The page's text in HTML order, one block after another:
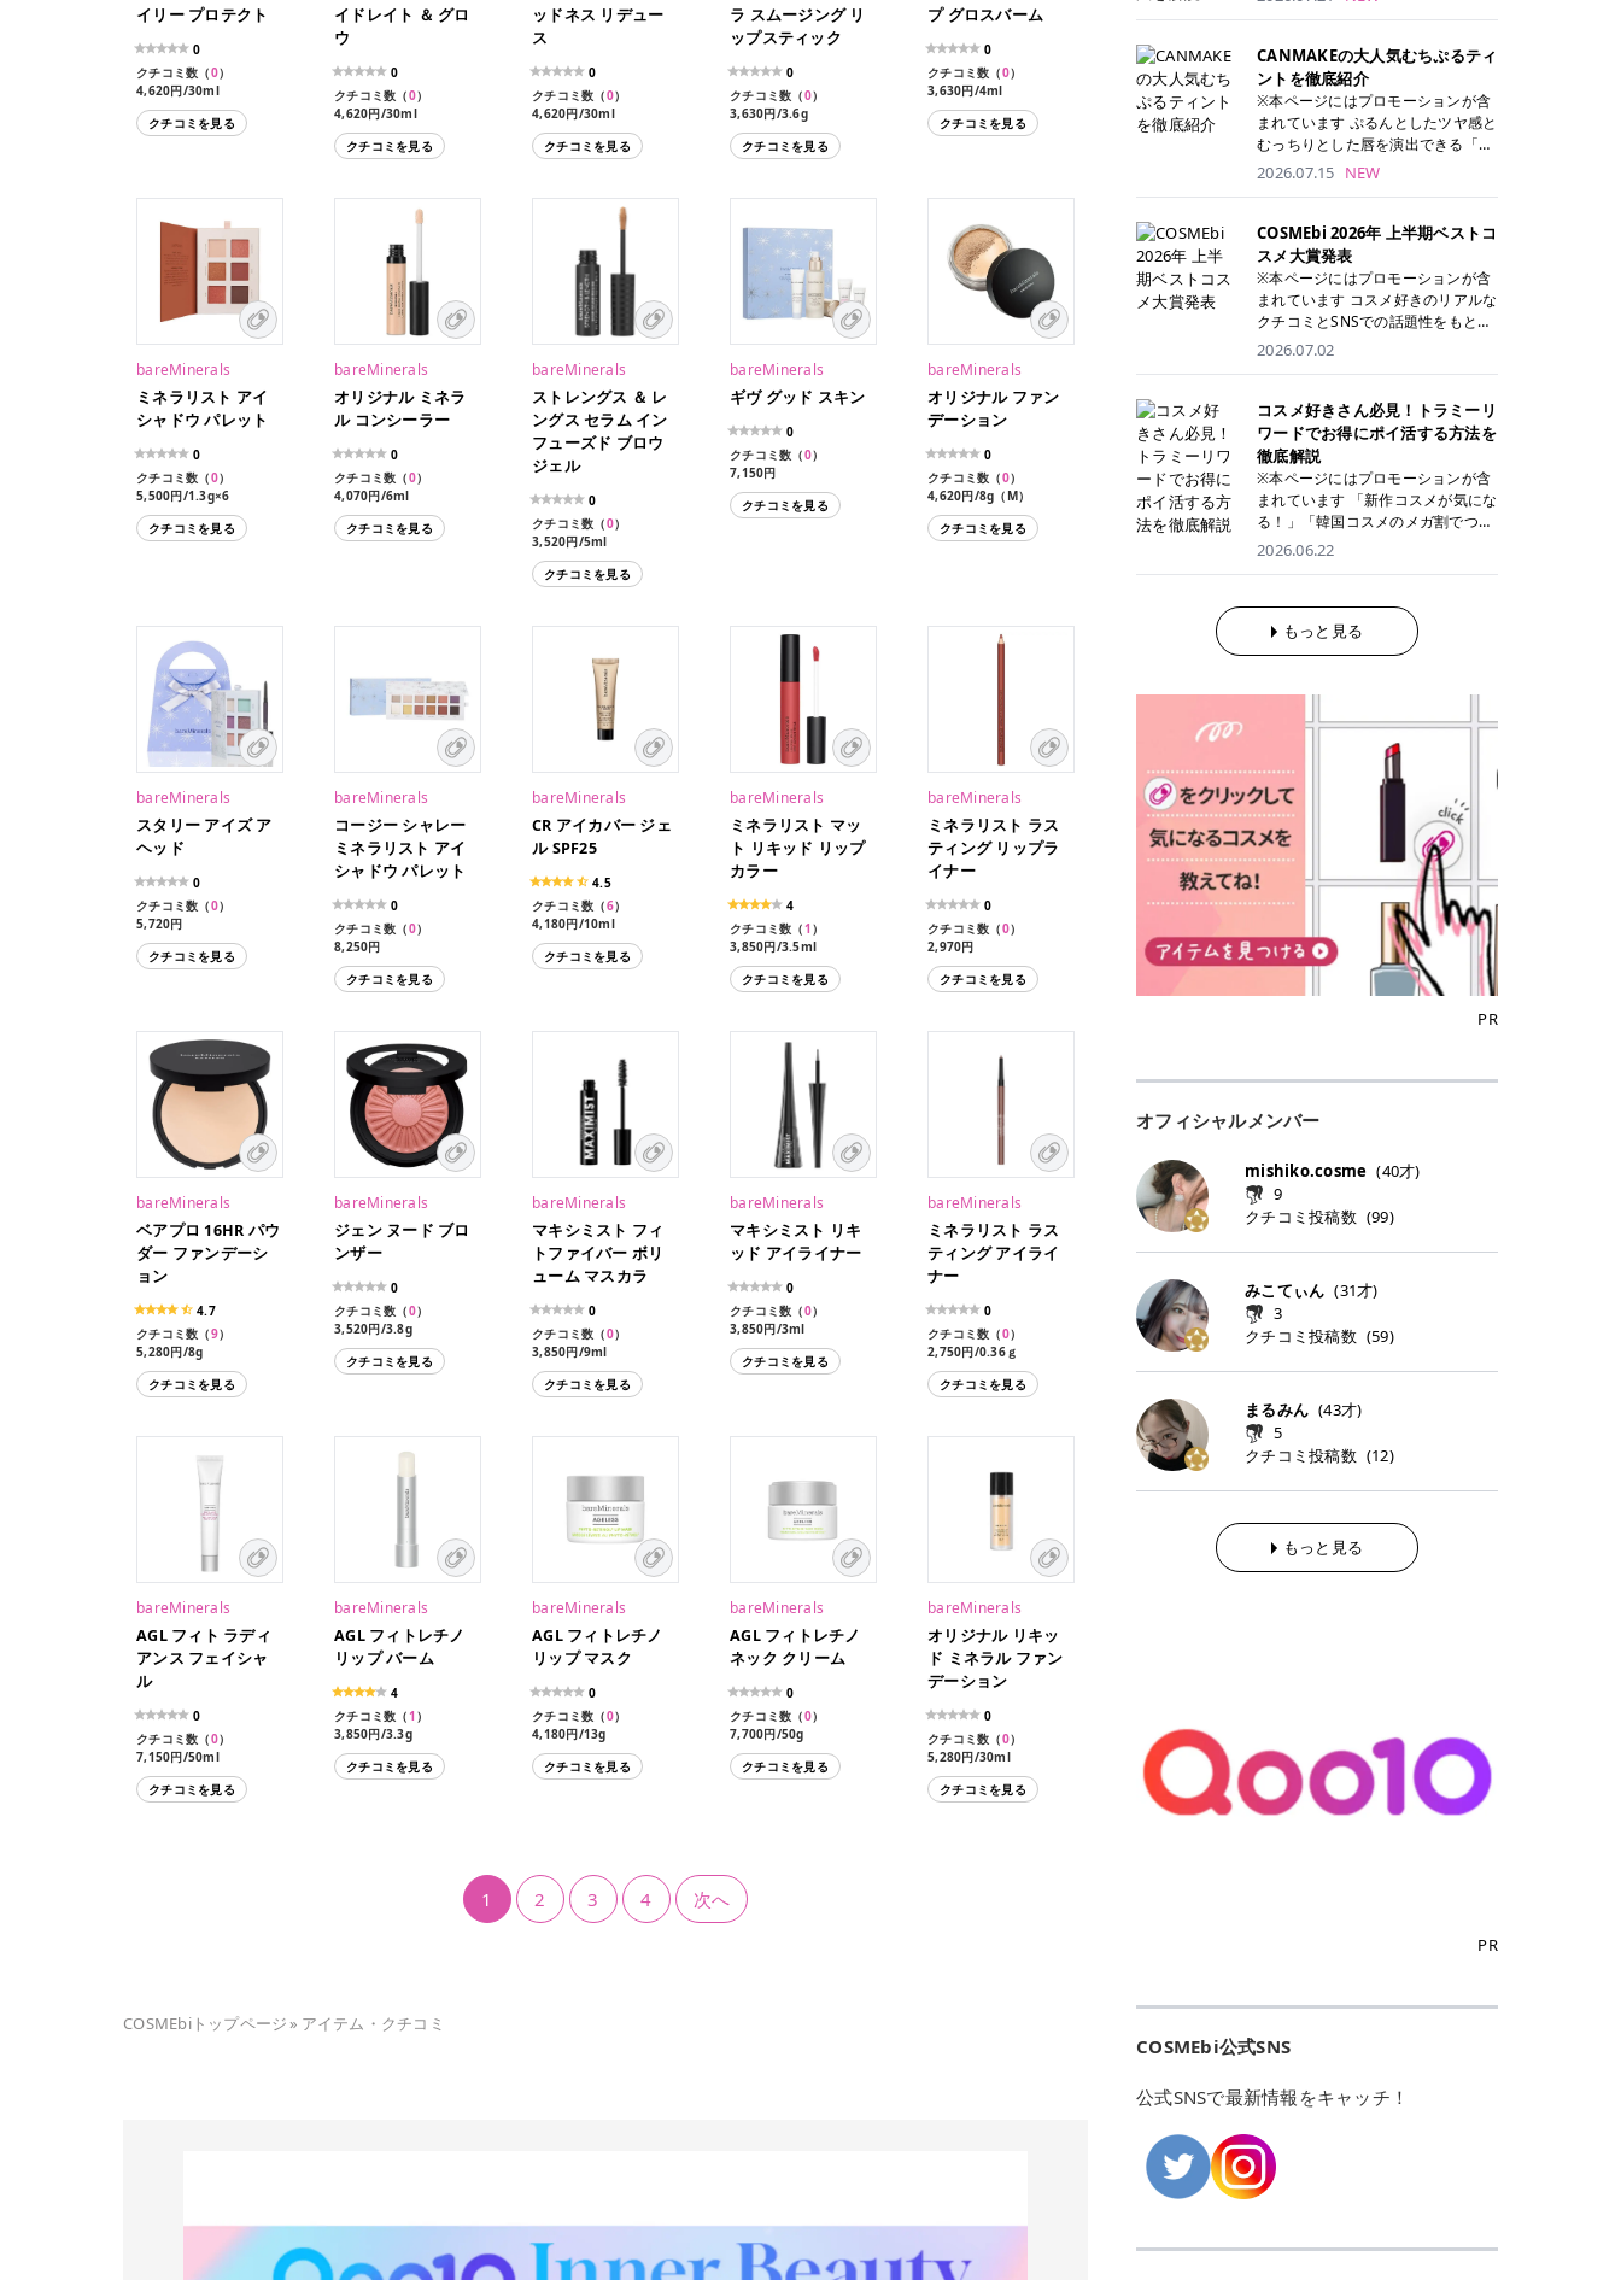
イリー プロテクト
0
クチコミ数（0）
4,620円/30ml
クチコミを見る
イドレイト ＆ グロ
ウ
0
クチコミ数（0）
4,620円/30ml
クチコミを見る
ッドネス リデュー
ス
0
クチコミ数（0）
4,620円/30ml
クチコミを見る
ラ スムージング リ
ップスティック
0
クチコミ数（0）
3,630円/3.6g
3,630円/3.6g（限定色）
クチコミを見る
プ グロスバーム
0
クチコミ数（0）
3,630円/4ml
3,630円/4ml（限定色）
クチコミを見る
bareMinerals
ミネラリスト アイ
シャドウ パレット
0
クチコミ数（0）
5,500円/1.3g×6
クチコミを見る
bareMinerals
オリジナル ミネラ
ル コンシーラー
0
クチコミ数（0）
4,070円/6ml
クチコミを見る
bareMinerals
ストレングス ＆ レ
ングス セラム イン
フューズド ブロウ
ジェル
0
クチコミ数（0）
3,520円/5ml
クチコミを見る
bareMinerals
ギヴ グッド スキン
0
クチコミ数（0）
7,150円
クチコミを見る
bareMinerals
オリジナル ファン
デーション
0
クチコミ数（0）
4,620円/8g（M）
6,600円/18g（L）
クチコミを見る
bareMinerals
スタリー アイズ ア
ヘッド
0
クチコミ数（0）
5,720円
クチコミを見る
bareMinerals
コージー シャレー
ミネラリスト アイ
シャドウ パレット
0
クチコミ数（0）
8,250円
クチコミを見る
bareMinerals
CR アイカバー ジェ
ル SPF25
4.5
クチコミ数（6）
4,180円/10ml
クチコミを見る
bareMinerals
ミネラリスト マッ
ト リキッド リップ
カラー
4
クチコミ数（1 ）
3,850円/3.5ml
クチコミを見る
bareMinerals
ミネラリスト ラス
ティング リップラ
イナー
0
クチコミ数（0）
2,970円
クチコミを見る
bareMinerals
ベアプロ 16HR パウ
ダー ファンデーシ
ョン
4.7
クチコミ数（9）
5,280円/8g
クチコミを見る
bareMinerals
ジェン ヌード ブロ
ンザー
0
クチコミ数（0）
3,520円/3.8g
クチコミを見る
bareMinerals
マキシミスト フィ
トファイバー ボリ
ューム マスカラ
0
クチコミ数（0）
3,850円/9ml
クチコミを見る
bareMinerals
マキシミスト リキ
ッド アイライナー
0
クチコミ数（0）
3,850円/3ml
クチコミを見る
bareMinerals
ミネラリスト ラス
ティング アイライ
ナー
0
クチコミ数（0）
2,750円/0.36ｇ
クチコミを見る
bareMinerals
AGL フィト ラディ
アンス フェイシャ
ル
0
クチコミ数（0）
7,150円/50ml
クチコミを見る
bareMinerals
AGL フィトレチノ
リップ バーム
4
クチコミ数（1 ）
3,850円/3.3g
クチコミを見る
bareMinerals
AGL フィトレチノ
リップ マスク
0
クチコミ数（0）
4,180円/13g
クチコミを見る
bareMinerals
AGL フィトレチノ
ネック クリーム
0
クチコミ数（0）
7,700円/50g
クチコミを見る
bareMinerals
オリジナル リキッ
ド ミネラル ファン
デーション
0
クチコミ数（0）
5,280円/30ml
クチコミを見る
1 2 3 4 次へ
COSMEbiトップページ» アイテム・クチコミ
ーパッドは、化粧水があらかじめパ
ッドに含まれているため、コットン
を用意する手間がなく、忙しい朝で
もサッと使えるのが魅力です。 ま
た、保湿成分を豊富に配合した商品
が多く、拭き取り後にそのまま部分
用パックとして使えるトナーパッド
も増えています。 一方、拭き取り化
粧水は液体タイプのため、コットン
整しやすく、お気に入りの化粧水を
使いたい方やコストを抑えて続けた
い方にもおすすめです。 トナーパッ
ドのメリット トナーパッドは、角質
ケア・保湿ケア・部分用パックまで
1枚で行える便利なスキンケアアイ
テムです。 ここでは、トナーパッド
す。 古い角質や皮脂汚れをやさしく
オフ トナーパッドを使用すること
で、洗顔だけでは落としきれない古
い角質や余分な皮脂汚れをやさしく
拭き取り、なめらかな肌へ整えま
す。 保湿ケアまで1枚でできる 保湿
成分を配合したトナーパッドなら、
ケアにもぴったりです。 部分パック
としても使える 多くのトナーパッド
は、乾燥が気になる頬や額、小鼻な
アとしても活用できます。 トナーパ
ッドの選び方 トナーパッドは、配合
成分やパッドの素材によって特徴が
異なります。 自分の肌悩みや理想の
仕上がりに合わせて選ぶことで、毎
日のスキンケアに取り入れやすくな
ります。 肌悩みに合わせて選ぶ パ
ッドの素材で選ぶ トナーパッドの使
い方 洗顔後すぐの清潔な肌に使用し
ます。 STEP1 エンボス面（凹凸
面）で顔全体をやさしく拭き取りま
す。 特に小鼻・あご・額など皮脂や
古い角質が気になる部分は丁寧にな
じませましょう。 STEP2 パッドを
裏返し、フラット面で顔全体をやさ
しく押さえながら化粧水をなじませ
キンケアを行います。 乾燥が気にな
パックとして使用するのもおすすめ
こからは、保湿ケアや肌荒れケア、
毛穴ケアなど目的別におすすめのト
ナーパッドをご紹介します。 毎日使
ャルケアにぴったりなトナーパッド
まで厳選しました。 1. MEDICUBE
PDRNピンクコラーゲンゲルトナー
パッド 「うるおいとハリ感をサポー
トし、なめらかな肌へ導く高密着ゲ
ルパッド」 PDRNやコラーゲン成分
る肌をしっとり整えるゲルタイプの
トナーパッド。密着力が高く、スキ
ンケアの土台ケアとして取り入れや
見るQoo10での購入はこちら 2. BIO
DANCE コラーゲンゲルトナーパッ
ド 「うるおいを与えながら肌をやわ
らかく整える保湿ケアパッド」 ゲル
「ゆらぎやすい肌をすこやかに整え
るカーミングケアパッド」 ツボクサ
エキス（保湿成分）配合で、肌荒れ
や赤みが気になる肌をやさしく整え
テンを含むにんじん由来成分で、乾
るQoo10での購入はこちら 5. ANU
グパッド 「うるおいを与えながら肌
のキメを整えるバランスケアパッ
で、肌にうるおいを与えながらキメ
を整え、すこやかな肌状態へ導くデ
イリーケアアイテムです。 *1 チャ
MEDIHEAL PDRNリフティングパッ
リニックを見つけて、面倒な自己処
理から卒業しちゃいましょう♪ クリ
ニック 全身＋VIO 全身＋VIO＋顔 特
徴 脱毛器 詳細 フレイアクリニック
52,800円(税込)/5回 94,600円(税
込)/5回 肌への負担に配慮しなが
ら、コストパフォーマンスも重視し
たい方に！ メディオスターモノリス
メディオスターNeXT PRO 公式サイ
ト> レジーナクリニック 52,800円
(税込)/5回 99,000円(税込)/5回 ジェ
ントルシリーズを選べるため、脱毛
機にこだわりたい方におすすめ！ ジ
ェントルマックスプロ ジェントルマ
ックスプロプラス ジェントルレーズ
プロ ソプラノチタニウム 公式サイ
ト> エミナルクリニック 49,500円
(税込)/6回 93,500円(税込)/6回 エミ
定！月々払いも安くて通いやすい ク
リスタルプロ 公式サイト> リゼクリ
ニック 109,800円(税込)/5回 144,80
0円(税込)/5回 毛質に合わせて脱毛
機を選択可能！有効期限も5年と長
くマイペースに通いやすい ラシャ
メディオスターNeXT PRO ジェント
ルYAGプロ 公式サイト> ｜そもそも
うの？ 脱毛を考えたときに、まず悩
むのが「医療脱毛とエステ脱毛、ど
っちがいいの？」ということではな
するまでの期間や必要な施術回数が
大きな違いとして挙げられます！ 医
療脱毛は、医療機関（クリニックや
皮膚科など）だけで扱える高出力の
レーザーを使って、発毛組織にアプ
ローチする施術といわれています。
そのため、少ない回数で永久脱毛
（※）を目指すことができます。
（※永久脱毛とは一生毛が1本も生
えてこないという意味ではなく、ア
メリカの基準に基づき「長期間にわ
たって毛量が明らかに減少している
状態が維持されること」を指しま
のがメリットですが、毛根を破壊す
ます。 なお、医療脱毛は保険がきか
ない自由診療なので、クリニックに
います。だからこそ、しっかり比較
して選ぶことが大切なのです。 医療
脱毛の「熱破壊式」と「蓄熱式」と
式」の2種類があり、それぞれ得意
な毛質が違います。 * 熱破壊式 高
出力のレーザーをバチッ！と当て
て、毛根の発毛組織に向けてレーザ
ーを照射します。ワキやVIOのよう
す！その分、輪ゴムで弾かれたよう
な強い痛みを感じやすい傾向があり
ます。 * 蓄熱式 低出力のレーザー
わじわ熱を伝える方式です。急激な
熱さを感じにくく、痛みや肌への負
担を抑えやすいのが嬉しいポイン
こからは、東京で人気のフレイアク
リニック・レジーナクリニック・エ
ミナルクリニック・リゼクリニック
の4院について、おすすめのポイン
ンケート 対象期間：2024/12/11～2
谷、銀座など7院があり、どこも駅
21時まで開いているので、お仕事や
です。 ♡クイックプラン 時間をか
けてしっかり脱毛。割引制度や保証
サービスは充実！ 全身＋VIO 52,80
0円(税込) 5回コース 所要時間が60
分で完了 全身＋VIO＋顔 94,600円
(税込) 5回コース 36箇所の脱毛が可
体系をはじめ、学生や友人同士でお
得になる割引キャンペーン、無料カ
ウンセリングから施術までの具体的
なステップを分かりやすく解説しま
す。 これから手軽に全身医療脱毛を
後までチェックして、ご自身にぴっ
ください！ クリニック 全身＋VIO
全身＋VIO＋顔 特徴 脱毛器 詳細 フ
レイアクリニック 52,800円(税込)/5
回 94,600円(税込)/5回 肌への負担
に配慮しながら、コストパフォーマ
ンスも重視したい方に！ メディオス
ターモノリス メディオスターNeXT
PRO 公式サイト> レジーナクリニッ
ク 52,800円(税込)/5回 99,000円(税
込)/5回 ジェントルシリーズを選べ
るため、脱毛機にこだわりたい方に
おすすめ！ ジェントルマックスプロ
ジェントルマックスプロプラス ジェ
ントルレーズプロ ソプラノチタニウ
ム 公式サイト> エミナルクリニック
49,500円(税込)/6回 93,500円(税
込)/6回 エミナルクリニックの始め
通いやすい クリスタルプロ 公式サ
イト> リゼクリニック 109,800円(税
込)/5回 144,800円(税込)/5回 毛質に
すい ラシャ メディオスターNeXT P
RO ジェントルYAGプロ 公式サイト
> ※医療脱毛は自由診療です。治療
には赤み、痒み、火傷、毛嚢炎、一
時的な硬毛化などのリスクが伴いま
す。 目次▼ 1. エミナルクリニック
の魅力とは？選ばれる3つの特徴 ・
最短6か月からの脱毛プランが選べ
る！ ・全国60院以上＆21時まで営
業！ ・痛みに配慮した医療脱毛器の
導入と肌トラブル対応 2. エミナル
クリニックの口コミ・評判 3. エミ
ナルクリニックの全身脱毛料金プラ
・追加費用がかからないシステム ・
リニックのお得な割引・キャンペー
で割引 ・ペア限定プラン｜家族や友
人と一緒にスタートできる ・他社か
らの「のりかえ」や「お友だち紹
介」も！ 6. 予約から脱毛施術まで
のステップ ・無料カウンセリングの
ち物 ・医師の問診とプラン提案 ・
施術当日の流れと次回予約の取り方
7. 店舗一覧と美容医療メニュー ・
の店舗一覧 ・脱毛だけじゃない！美
容医療メニュー 8. まとめ ｜エミナ
ルクリニックの魅力とは？選ばれる
3つの特徴 ※1 開業2019年3月20日
～2026年6月30日時点(医療脱毛、
ハイフ、ダーマペン、美容点滴、医
りたいけど、痛いのはイヤだし、通
う時間もない…」医療脱毛にそんな
ハードルを感じていませんか？エミ
カリしたくありませんよね。エミナ
ルクリニックなら、最短1ヶ月ペー
スで通えるため、最短6ヶ月の全身
脱毛プランを選ぶことができます！
ルは強い味方。北海道から沖縄まで
こも駅チカの好立地なんです。しか
い毎日でも無理なく予定に組み込め
なります）。 そして嬉しいのが、施
術室がカーテン仕切りではなくドア
付きの完全個室になっていること！
女性専用のプライベート空間なの
して施術を受けられます。 痛みに配
CANMAKEの大人気むちぷるティ
ントを徹底紹介
※本ページにはプロモーションが含
まれています ぷるんとしたツヤ感と
むっちりとした唇を演出できる「C
ANMAKE（キャンメイク）むちぷる
湿ケアも叶えられることから、SNS
でも話題の人気リップです。 「自分
にはどのカラーが似合う？」「イエ
ベ・ブルベ別のおすすめは？」と気
になっている方も多いのではないで
とともにご紹介！それぞれの色味や
なメイクに合うのかまで詳しく解説
します✨ ※メイクアップ効果による
CANMAKE むちぷるティントとは？
CANMAKE むちぷるティントは、テ
ィント・プランパー・保湿ケアを1
本で叶えるリップです。 するすると
塗れるなめらかなテクスチャーで、
縦ジワをカバーしながら、むっちり
としたツヤのある唇を演出します。
るため、乾燥しにくくデイリー使い
にもぴったり！ アイテム詳細を見る
ような血色感を演出するヌーディー
ピンク。 黄みと青みのバランスが良
く、自然になじむコーラル系カラー
です。 自然な血色感をプラスしてく
れるので、ナチュラルメイクとの相
性抜群。 可愛らしく、多幸感のある
印象に仕上がります。 ワインベリー
｜気品をまとうローズレッド 深みの
ある青みレッド。 大人っぽく華やか
な印象を与えるベリーカラーです。
ひと塗りで顔全体が華やかになり、
リップを主役にしたメイクが完成。
クールで上品な雰囲気を演出できま
ニュートラルな発色で、肌色を選び
落ち着いた印象に仕上がり、オン・
いめメイクにもカジュアルメイクに
もマッチします。 ラズベリーケーキ
｜甘く可愛いモーヴピンク 鮮やかな
青みを感じるラズベリーピンク。 フ
ェミニンな雰囲気を演出できる可愛
てながら、甘さのある印象に。 韓国
メイクやピンクメイクとも相性抜群
です。 フルーツオレ｜ピュア感あふ
くふんわり発色し、粘膜リップのよ
うな仕上がりになります。 柔らかく
可愛らしい印象になり、毎日使いた
くなるナチュラルカラー。 スクール
メイクやオフィスメイクにもおすす
ン｜上品なピンクベージュ 黄みを抑
えたクリーミーなピンクベージュ。
ほんのり青みを感じる絶妙なカラー
ント おすすめパーソナルカラー 02
モモ イエベ春・ブルベ夏 03 ワイン
ベリー ブルベ冬 05 フィグピューレ
ブルベ夏・イエベ春 06 ラズベリー
チュラルメイクなら「02 モモ」 自
トロベリーボンボン」 上品で落ち着
やすい万能カラーなら「05 フィグ
気カラーです。 韓国メイク・透明感
青みピンクが透明感を引き立てま
す。 イエベ春なら「07 フルーツオ
レ」 やわらかく可愛らしい印象に仕
ント処方のため、塗布後は色が定着
2026.07.15 NEW
COSMEbi 2026年 上半期ベストコ
スメ大賞発表
※本ページにはプロモーションが含
まれています コスメ好きのリアルな
クチコミとSNSでの話題性をもとに
選出された、COSMEbi 2026年上半
た名品たちを、カテゴリ別にご紹介
します。 本記事では、2025年11月
～2026年4月までの半年間におい
て、COSMEbi内でのクチコミとSN
Sでの話題性を元に選出されたコス
メやスキンケアなどの化粧品を「総
国コスメ」に分けて1位～3位までを
ランキング形式で発表！ 2026年上
半期 総合大賞 AMUSE（アミュー
ズ）「 ジェルフィットグロス」 👑
「ジェルフィットグロス」の特徴 唇
ーグロスが広がり、ふっくらボリュ
フティングしたような、新しいリッ
プティンググロス💄 実際に使用した
方のクチコミ > 5 > プルプル > 唇に
塗るPDRNグロス > > AMUSE ジェ
ルフィットグロス > > ぷっくりツヤ
ツヤだけどベタっとした感じはなく
て使いやすいですね。プランピング
効果で少しスーッとします。ここは
好き嫌いがあるかもしれませんが慣
チップは片面がツルツル、片面がモ
ケモケになってます。 > > 桜グロス
【日本限定色】：上品なピンクベー
も上品で使いやすい色ですね。すも
いるので華やかそうに見えるけど、
> > スキンケア成分が配合されてい
て保湿もしっかりしてくれます。最
近、乾燥していた唇がプルンと見え
アイテム詳細を見るQoo10でのご購
柳屋（ヤナギヤ）「柳屋 あんず
油」 👑「柳屋 あんず油」の特徴 1
00％植物由来の「柳屋 あんず油」
だけでなく、ボディケア・ネイルケ
アなど幅広く保湿ケア。 実際に使用
した方のクチコミ > 5 > 1本あると
> ──────────── > > 100%植
でいてパサついているので > オイル
は必需品です > > 少しとろみがある
> あんずのほのかに甘い香りがしま
すが > 強くないのでいつでも使える
印象です > > 1本持っていると髪だ
けではなくボディやネイルケアにも
ある目もとをかなえる、フォルム整
ばゆく発色し、光の効果で目もとが
使用した方のクチコミ > 5 > 鮮やか
る目もとを作れるアイシャドウ♡ >
パウダータイプなのに粉っぽさがな
くぴたっと密着♡発色が良くて煌め
体感を出せます✨ > > カラーの名前
2026.07.02
コスメ好きさん必見！トラミーリ
ワードでお得にポイ活する方法を
徹底解説
※本ページにはプロモーションが含
まれています 「新作コスメが気にな
る！」「韓国コスメのメガ割でつい
買いすぎてしまう……」 そんな美容
を少し工夫するだけでポイントを貯
められるため、コスメやスキンケア
にかかる費用を少しでも抑えたい方
も、＠cosmeも、いつものコスメ購
入を“ちょっとお得”に変えられるの
が、トラミーリワードです✨ 今回
は、トラミーリワードの特徴や活用
方法、美容好きさんにおすすめな理
由を詳しくご紹介します！ トラミー
リワードとは？ 「トラミーリワー
ド」は、東証グロース上場企業であ
る株式会社アイズが運営する、安
心・安全なポイントサイト機能で
す。 トラミーリワードは、トラミー
会員向けのポイントサービスです。
対象ショップやサービスを利用する
ことでポイントを獲得でき、貯まっ
たポイントはAmazonギフト券やド
ットマネーなどに交換できます。 普
イ活初心者でも始めやすいのが魅力
段よく使っているコスメ通販サイト
けでポイントが貯まるのが大きな魅
力です✨ 例えば、、、 ・メガ割の
タイミングで利用することが多いQ
＠cosme ・韓国コスメをチェック
する際によく見るOLIVE YOUNG GL
OBAL など、すでに使い慣れている
サイトが対象になっている場合も多
く、お買い物の内容や流れを変える
必要はありません。 「どうせ買う予
ドを経由するだけで、ポイントも一
緒に受け取れる、そんな手軽さがあ
ります✨ またトラミーリワードに
・1ポイント＝1円でわかりやすい
・選べるe-GIFT・Amazonギフト
券・ドットマネーなどに交換できる
・トラミー会員なら無料で利用でき
ビッグセール「メガ割」では、20%
OFFクーポンなどを使って、SNSで
バズっている美容液やパック、限定
の豪華キットをどこよりもお得にゲ
は、2,000万件を超える圧倒的なボ
能にあります。 自分の年齢や肌質
（乾燥肌・敏感肌など）、あるいは
に合わせてクチコミを絞り込めるた
め、自分に本当に合うコスメを失敗
せずに見つけられる美容の羅針盤と
スメアワード（ベスコス）」は、日
2026.06.22
もっと見る
PR
オフィシャルメンバー
mishiko.cosme (40才)
9
クチコミ投稿数 (99)
みこてぃん (31才)
3
クチコミ投稿数 (59)
まるみん (43才)
5
クチコミ投稿数 (12)
もっと見る
PR
COSMEbi公式SNS
公式SNSで最新情報をキャッチ！